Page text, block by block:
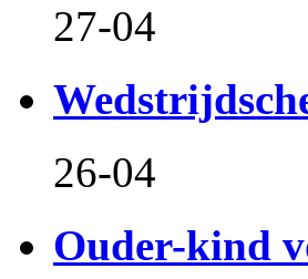
27-04
26-04
Ouder-kind